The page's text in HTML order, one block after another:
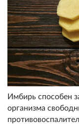
Имбирь способен
организма